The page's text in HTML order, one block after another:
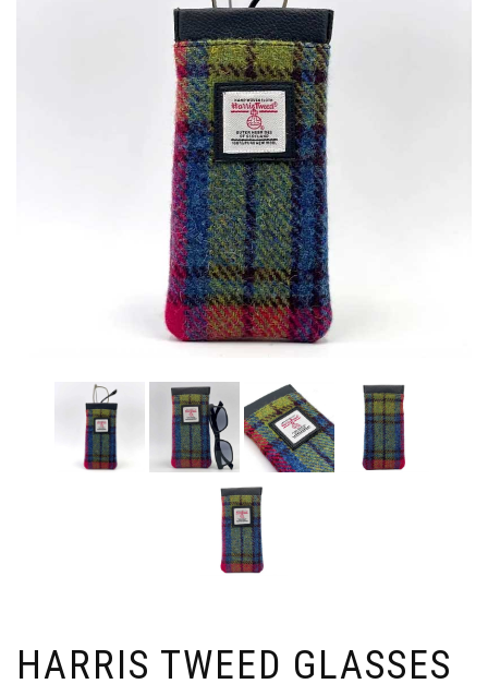
HARRIS TWEED GLASSES